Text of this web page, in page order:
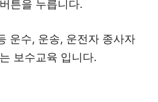
튼을 누릅니다.
운수, 운송, 운전자 종사자
보수교육 입니다.